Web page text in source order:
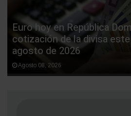
Euro hoy en República
cotización de la divisa
agosto de 2026
Agosto 08, 2026